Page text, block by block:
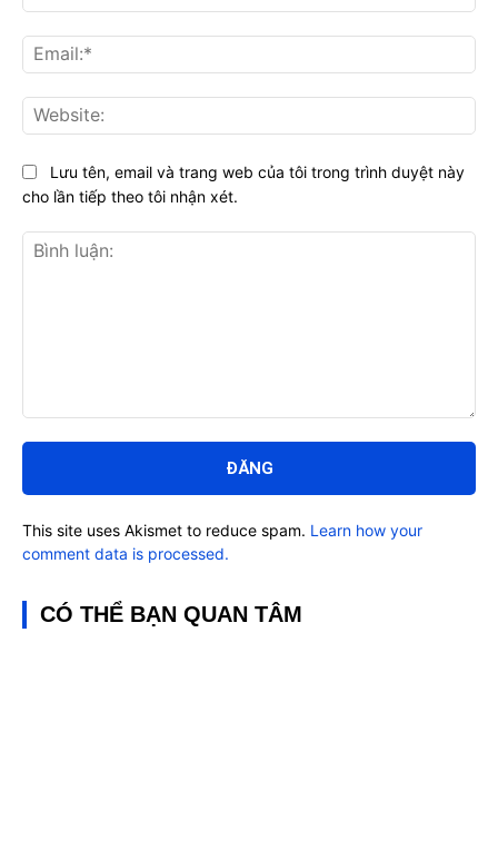
luận:
Lưu tên, email và trang web của tôi trong trình duyệt này
cho lần tiếp theo tôi nhận xét.
This site uses Akismet to reduce spam. Learn how your
comment data is processed.
CÓ THỂ BẠN QUAN TÂM